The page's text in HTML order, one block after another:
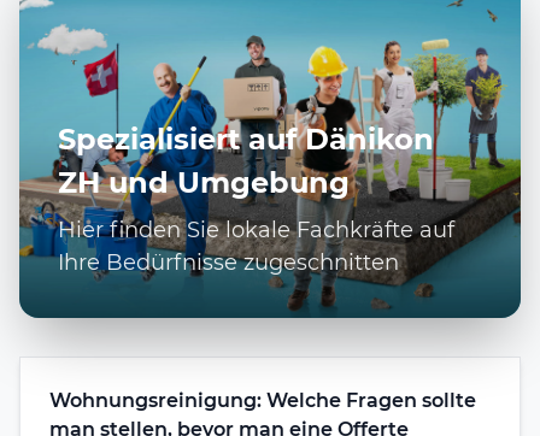
Spezialisiert auf Dänikon
ZH und Umgebung
Hier finden Sie lokale Fachkräfte auf
Ihre Bedürfnisse zugeschnitten
Wohnungsreinigung: Welche Fragen sollte
man stellen, bevor man eine Offerte